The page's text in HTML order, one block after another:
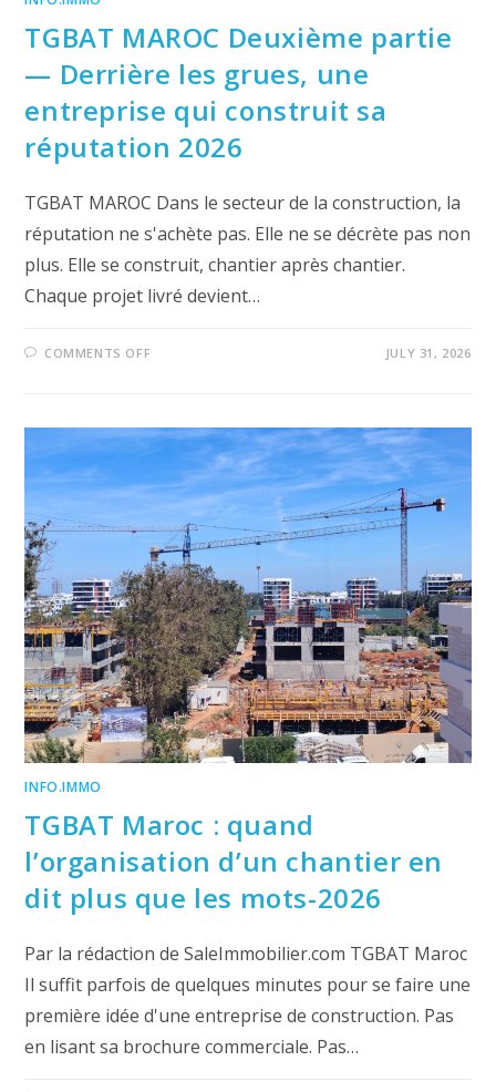
TGBAT MAROC Deuxième partie
— Derrière les grues, une
entreprise qui construit sa
réputation 2026
TGBAT MAROC Dans le secteur de la construction, la
réputation ne s'achète pas. Elle ne se décrète pas non
plus. Elle se construit, chantier après chantier.
Chaque projet livré devient…
COMMENTS OFF
—
DERRIÈRE
GRUES,
UNE
ENTREPRISE
CONSTRUIT
SA
RÉPUTATION
2026
JULY 31, 2026
INFO.IMMO
TGBAT Maroc : quand
l’organisation d’un chantier en
dit plus que les mots-2026
Par la rédaction de SaleImmobilier.com TGBAT Maroc
Il suffit parfois de quelques minutes pour se faire une
première idée d'une entreprise de construction. Pas
en lisant sa brochure commerciale. Pas…